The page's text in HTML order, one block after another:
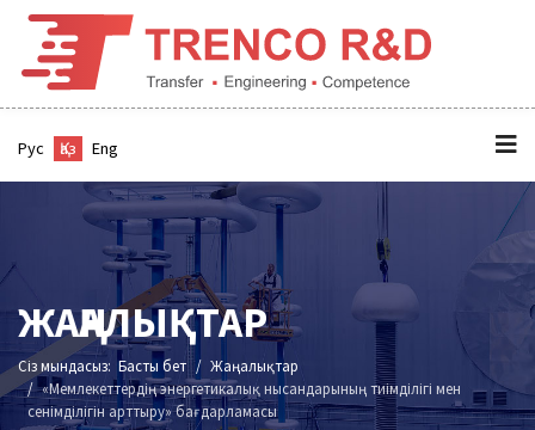
Рус Қаз Eng
ЖАҢАЛЫҚТАР
Сіз мындасыз:Басты бет
Жаңалықтар
«Мемлекеттердің энергетикалық нысандарының тиімділігі мен
сенімділігін арттыру» бағдарламасы